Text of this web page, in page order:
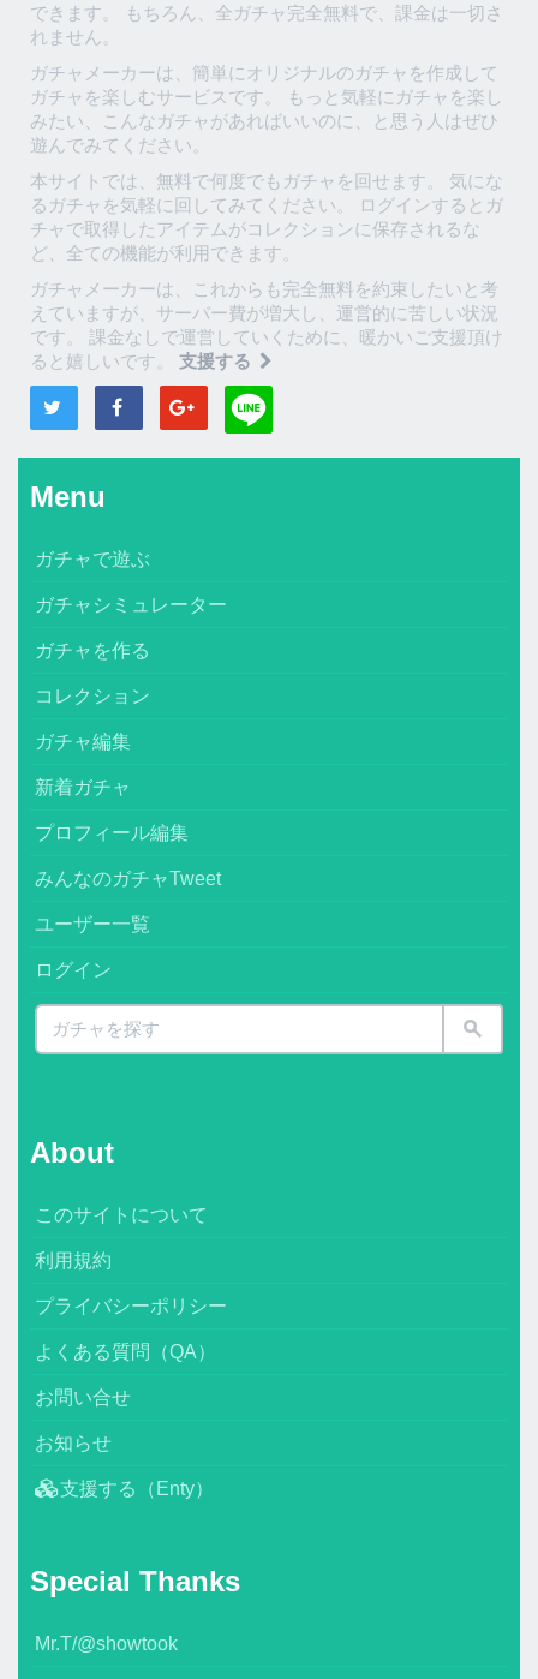
できます。 もちろん、全ガチャ完全無料で、課金は一切さ
れません。
ガチャメーカーは、簡単にオリジナルのガチャを作成して
ガチャを楽しむサービスです。 もっと気軽にガチャを楽し
みたい、こんなガチャがあればいいのに、と思う人はぜひ
遊んでみてください。
本サイトでは、無料で何度でもガチャを回せます。 気にな
るガチャを気軽に回してみてください。 ログインするとガ
チャで取得したアイテムがコレクションに保存されるな
ど、全ての機能が利用できます。
ガチャメーカーは、これからも完全無料を約束したいと考
えていますが、サーバー費が増大し、運営的に苦しい状況
です。 課金なしで運営していくために、暖かいご支援頂け
ると嬉しいです。 支援する
Menu
ガチャで遊ぶ
ガチャシミュレーター
ガチャを作る
コレクション
ガチャ編集
新着ガチャ
プロフィール編集
みんなのガチャTweet
ユーザー一覧
ログイン
About
このサイトについて
利用規約
プライバシーポリシー
よくある質問（QA）
お問い合せ
お知らせ
支援する（Enty）
Special Thanks
Mr.T/@showtook